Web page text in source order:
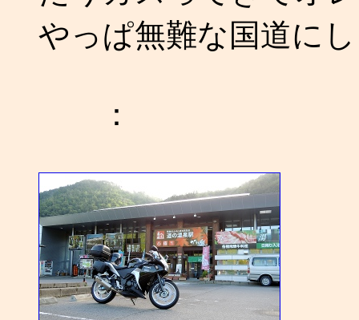
やっぱ無難な国道に
：